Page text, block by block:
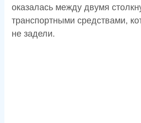
оказалась между двумя
транспортными средствами,
не задели.